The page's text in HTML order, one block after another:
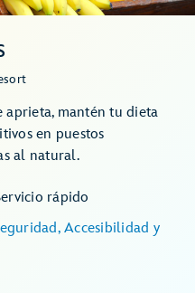
aprieta, mantén tu dieta
en puestos
al natural.
rápido